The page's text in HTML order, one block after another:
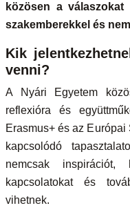
közösen a
szakemberekkel és
Kik
venni?
A Nyári Egyetem
reflexióra és
Erasmus+ és az
kapcsolódó
nemcsak
kapcsolatokat és
vihetnek.